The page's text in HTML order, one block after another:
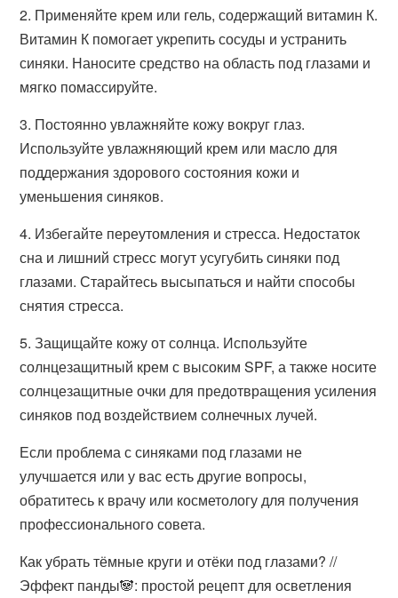
2. Применяйте крем или гель, содержащий витамин К.
Витамин К помогает укрепить сосуды и устранить
синяки. Наносите средство на область под глазами и
мягко помассируйте.
3. Постоянно увлажняйте кожу вокруг глаз.
Используйте увлажняющий крем или масло для
поддержания здорового состояния кожи и
уменьшения синяков.
4. Избегайте переутомления и стресса. Недостаток
сна и лишний стресс могут усугубить синяки под
глазами. Старайтесь высыпаться и найти способы
снятия стресса.
5. Защищайте кожу от солнца. Используйте
солнцезащитный крем с высоким SPF, а также носите
солнцезащитные очки для предотвращения усиления
синяков под воздействием солнечных лучей.
Если проблема с синяками под глазами не
улучшается или у вас есть другие вопросы,
обратитесь к врачу или косметологу для получения
профессионального совета.
Как убрать тёмные круги и отёки под глазами? //
Эффект панды🐼: простой рецепт для осветления